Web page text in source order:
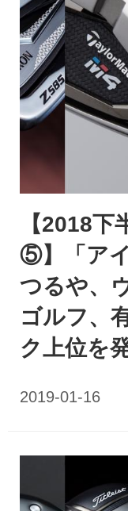
【2018
⑤】「ア
つるや、
ゴルフ、
ク上位を